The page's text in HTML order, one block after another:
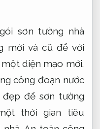
sơn tường nhà
mới và cũ để với
diện mạo mới.
công đoạn nước
đẹp để sơn tường
thời gian tiêu